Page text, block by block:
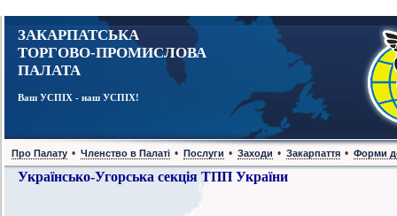
ЗАКАРПАТСЬКА
ТОРГОВО-ПРОМИСЛОВА
ПАЛАТА
Ваш УСПІХ - наш УСПІХ!
Про Палату • Членство в Палаті • Послуги • Заходи • Закарпаття • Форми
Українсько-Угорська секція ТПП України